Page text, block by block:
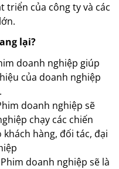
triển của công ty và các
lại?
doanh nghiệp giúp
của doanh nghiệp
doanh nghiệp sẽ
chạy các chiến
hàng, đối tác, đại
Phim doanh nghiệp sẽ là